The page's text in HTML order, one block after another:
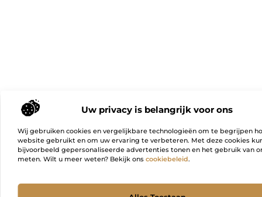
Uw privacy is belangrijk voor ons
Wij gebruiken cookies en vergelijkbare technologieën om te begrijpen
website gebruikt en om uw ervaring te verbeteren. Met deze cookies
bijvoorbeeld gepersonaliseerde advertenties tonen en het gebruik van
meten. Wilt u meer weten? Bekijk ons cookiebeleid.